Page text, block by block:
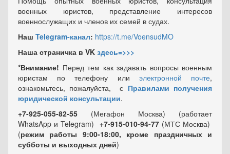
военных юристов, представление интересов
военнослужащих и членов их семей в судах.
Наш Telegram-канал: https://t.me/VoensudMO
Наша страничка в VK здесь=>>>
*Внимание! Перед тем как задавать вопросы военным
юристам по телефону или электронной почте,
ознакомьтесь, пожалуйста, с Правилами получения
юридической консультации.
+7-925-055-82-55 (Мегафон Москва) (работает
WhatsApp и Telegram) +7-915-010-94-77 (МТС Москва)
(режим работы 9:00-18:00, кроме праздничных и
субботы и выходных дней)